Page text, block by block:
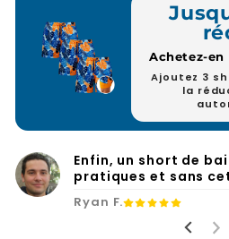
Achetez-en
Ajoutez 3
la
Enfin, un short de
pratiques et sans
Ryan F.